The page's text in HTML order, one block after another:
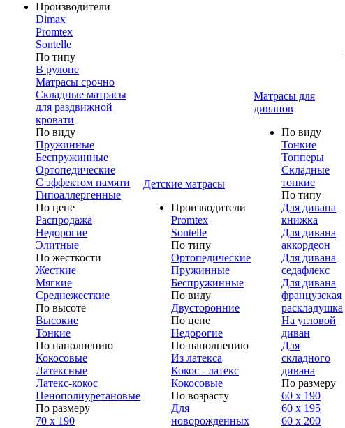
Производители
Dimax
Promtex
Sontelle
По типу
В рулоне
Матрасы срочно
Складные матрасы
для раздвижной
кровати
По виду
Пружинные
Беспружинные
Ортопедические
С эффектом памяти
Гипоаллергенные
По цене
Распродажа
Недорогие
Элитные
По жесткости
Жесткие
Мягкие
Среднежесткие
По высоте
Высокие
Тонкие
По наполнению
Кокосовые
Латексные
Латекс-кокос
Пенополиуретановые
По размеру
70 х 190
Детские матрасы
Производители
Promtex
Sontelle
По типу
Ортопедические
Пружинные
Беспружинные
По виду
Двусторонние
По цене
Недорогие
По наполнению
Из латекса
Кокос - латекс
Кокосовые
По возрасту
Для
новорожденных
Матрасы для
диванов
По виду
Тонкие
Топперы
Складные
тонкие
По типу
Для дивана
книжка
Для дивана
аккордеон
Для дивана
седафлекс
Для дивана
французская
раскладушка
На угловой
диван
Для
складного
дивана
По размеру
60 х 190
60 х 195
60 х 200